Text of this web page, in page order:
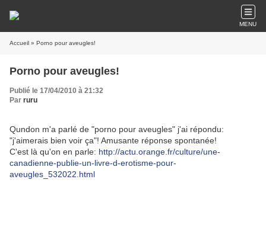
MENU
Accueil » Porno pour aveugles!
Porno pour aveugles!
Publié le 17/04/2010 à 21:32
Par ruru
Qundon m'a parlé de "porno pour aveugles" j'ai répondu:
"j'aimerais bien voir ça"! Amusante réponse spontanée!
C'est là qu'on en parle: http://actu.orange.fr/culture/une-
canadienne-publie-un-livre-d-erotisme-pour-
aveugles_532022.html